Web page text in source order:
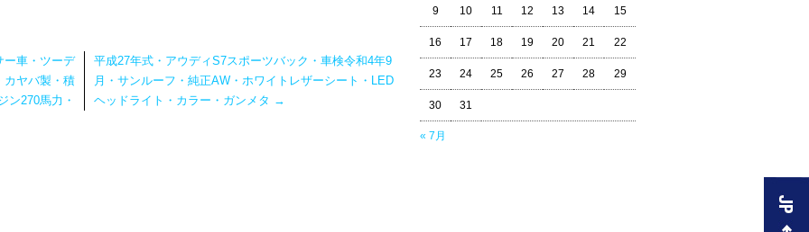
ー車・ツーデ
カヤバ製・積
ン270馬力・
平成27年式・アウディS7スポーツバック・車検令和4年9
月・サンルーフ・純正AW・ホワイトレザーシート・LED
ヘッドライト・カラー・ガンメタ →
« 7月
9 10 11 12 13 14 15
16 17 18 19 20 21 22
23 24 25 26 27 28 29
30 31